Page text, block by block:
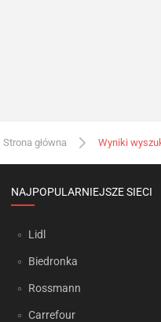
Strona główna Wyniki
NAJPOPULARNIEJSZE SIECI
Lidl
Biedronka
Rossmann
Carrefour